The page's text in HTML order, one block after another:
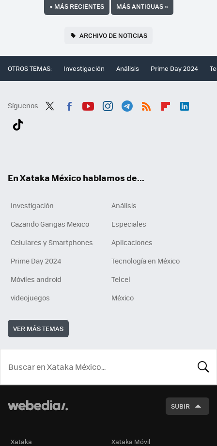
« MÁS RECIENTES MÁS ANTIGUAS»
ARCHIVO DE NOTICIAS
OTROS TEMAS: Investigación Análisis Prime Day 2024
Síguenos
En Xataka México hablamos de...
Investigación
Análisis
Cazando Gangas Mexico
Especiales
Celulares y Smartphones
Aplicaciones
Prime Day 2024
Tecnología en México
Móviles android
Telcel
videojuegos
México
VER MÁS TEMAS
SUBIR
Xataka Xataka Móvil